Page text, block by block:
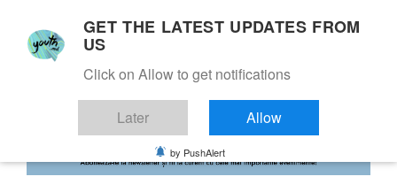
GET THE LATEST UPDATES FROM
US
Click on Allow to get notifications
Later Allow
by PushAlert